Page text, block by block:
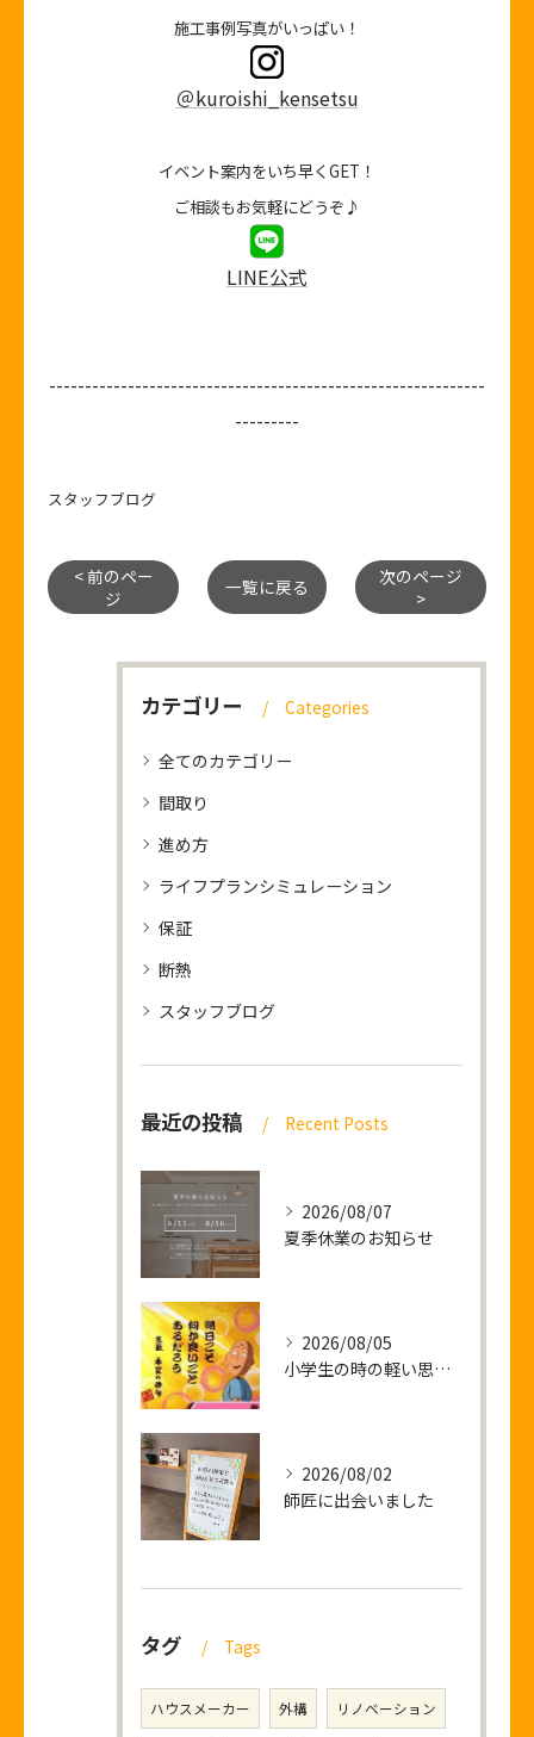
施工事例写真がいっぱい！
＠kuroishi_kensetsu
イベント案内をいち早くGET！
ご相談もお気軽にどうぞ♪
LINE公式
-------------------------------------------------------------
---------
スタッフブログ
< 前のペー
ジ
一覧に戻る
次のページ
>
カテゴリー Categories
全てのカテゴリー
間取り
進め方
ライフプランシミュレーション
保証
断熱
スタッフブログ
最近の投稿 Recent Posts
2026/08/07
夏季休業のお知らせ
2026/08/05
小学生の時の軽い思い出話し
2026/08/02
師匠に出会いました
タグ Tags
ハウスメーカー 外構 リノベーション